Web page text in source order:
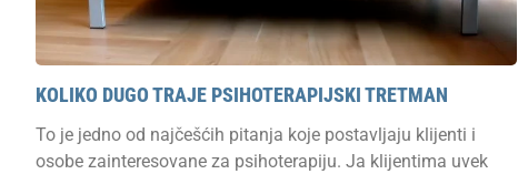
KOLIKO DUGO TRAJE PSIHOTERAPIJSKI TRETMAN
To je jedno od najčešćih pitanja koje postavljaju klijenti i
osobe zainteresovane za psihoterapiju. Ja klijentima uvek